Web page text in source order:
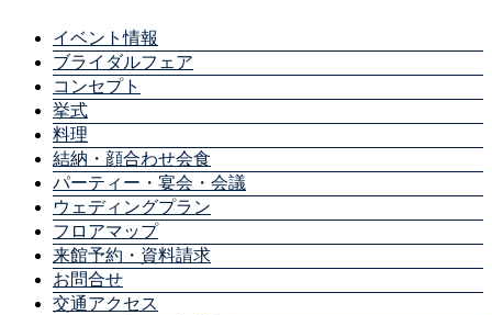
イベント情報
ブライダルフェア
コンセプト
挙式
料理
結納・顔合わせ会食
パーティー・宴会・会議
ウェディングプラン
フロアマップ
来館予約・資料請求
お問合せ
交通アクセス